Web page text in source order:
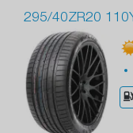
295/40ZR20